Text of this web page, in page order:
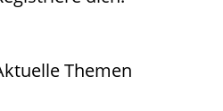
Themen